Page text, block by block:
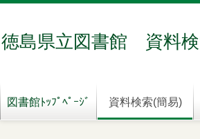
徳島県立図書館 資料
図書館ﾄｯﾌﾟﾍﾟｰｼﾞ 資料検索(簡易)